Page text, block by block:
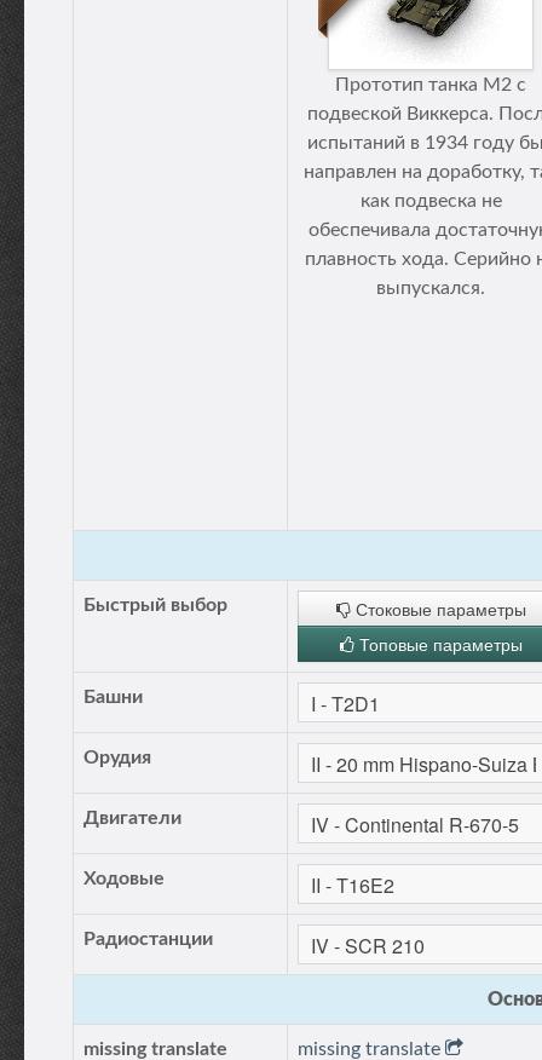
Прототип танка М2 с
подвеской Виккерса.
испытаний в 1934 году
направлен на доработку,
как подвеска не
обеспечивала
плавность хода. Серийно
выпускался.
Быстрый выбор
Стоковые параметры
Топовые параметры
Башни
Орудия
Двигатели
Ходовые
Радиостанции
missing translate missing translate